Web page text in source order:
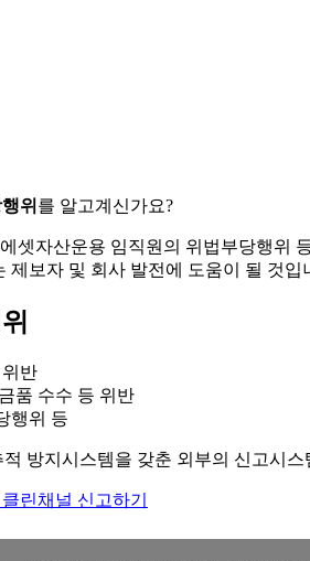
위 를 알고계신가요?
셋자산운용 임직원의 위법부당행위
제보자 및 회사 발전에 도움이 될 것입
반
품 수수 등 위반
행위 등
방지시스템을 갖춘 외부의 신고시
린채널 신고하기